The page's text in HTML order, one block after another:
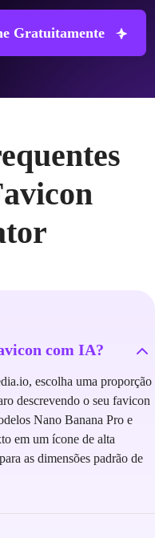
Gratuitamente
com IA?
escolha uma proporção
descrevendo o seu favicon
Nano Banana Pro e
em um ícone de alta
as dimensões padrão de